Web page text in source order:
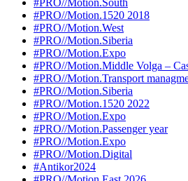
#PRO//Motion.South
#PRO//Motion.1520 2018
#PRO//Motion.West
#PRO//Motion.Siberia
#PRO//Motion.Expo
#PRO//Motion.Middle Volga –
#PRO//Motion.Transport
#PRO//Motion.Siberia
#PRO//Motion.1520 2022
#PRO//Motion.Expo
#PRO//Motion.Passenger year
#PRO//Motion.Expo
#PRO//Motion.Digital
#Antikor2024